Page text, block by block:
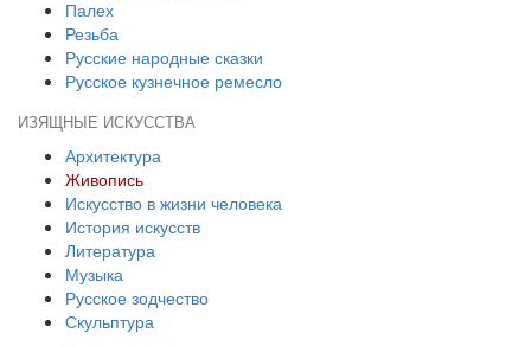
Палех
Резьба
Русские народные сказки
Русское кузнечное ремесло
ИЗЯЩНЫЕ ИСКУССТВА
Архитектура
Живопись
Искусство в жизни человека
История искусств
Литература
Музыка
Русское зодчество
Скульптура